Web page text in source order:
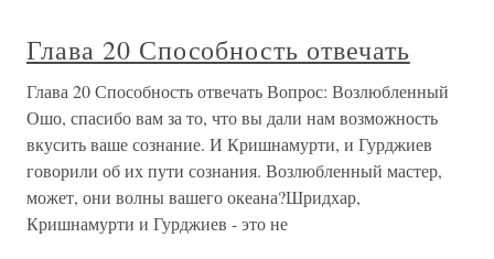
Глава 20 Способность отвечать
Глава 20 Способность отвечать Вопрос: Возлюбленный
Ошо, спасибо вам за то, что вы дали нам возможность
вкусить ваше сознание. И Кришнамурти, и Гурджиев
говорили об их пути сознания. Возлюбленный мастер,
может, они волны вашего океана?Шридхар,
Кришнамурти и Гурджиев - это не